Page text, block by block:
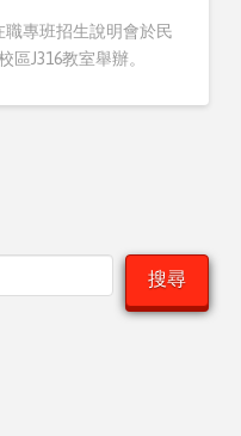
專班招生說明會於民
區J316教室舉辦。
搜尋